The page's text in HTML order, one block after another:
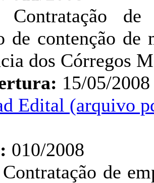
Contratação de
de contenção
dos Córregos
15/05/2008
Edital (arquivo
010/2008
Contratação de